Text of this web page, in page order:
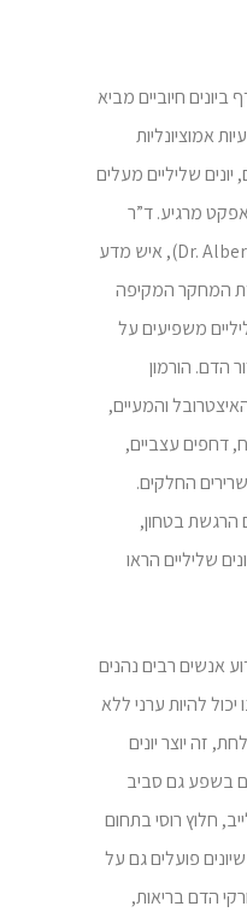
ביונים חיוביים מביא
אמוציונליות
יונים שליליים מעלים
מרגיע. ד”ר
אלברט קרוגר (Dr. Albert P. Krueger), איש מדע
המחקר המקיפה
משפיעים על
הדם. הורמון
והמעיים,
דחפים עצביים,
החלקים.
בטחון,
שליליים הראו
אנשים רבים נהנים
להיות ערני ללא
זה יוצר יונים
בשפע גם סביב
חלוץ רוסי בתחום
מחקר היונים, הראה ב-1970 שיונים פועלים גם על
הדם בריאות,